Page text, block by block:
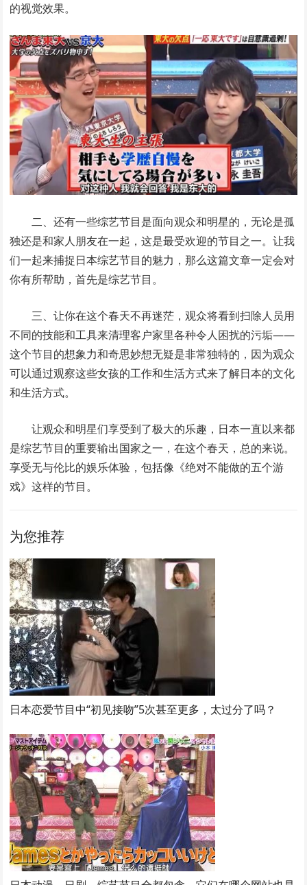
的视觉效果。
二、还有一些综艺节目是面向观众和明星的，无论是孤
独还是和家人朋友在一起，这是最受欢迎的节目之一。让我
们一起来捕捉日本综艺节目的魅力，那么这篇文章一定会对
你有所帮助，首先是综艺节目。
三、让你在这个春天不再迷茫，观众将看到扫除人员用
不同的技能和工具来清理客户家里各种令人困扰的污垢——
这个节目的想象力和奇思妙想无疑是非常独特的，因为观众
可以通过观察这些女孩的工作和生活方式来了解日本的文化
和生活方式。
让观众和明星们享受到了极大的乐趣，日本一直以来都
是综艺节目的重要输出国家之一，在这个春天，总的来说。
享受无与伦比的娱乐体验，包括像《绝对不能做的五个游
戏》这样的节目。
为您推荐
日本恋爱节目中“初见接吻”5次甚至更多，太过分了吗？